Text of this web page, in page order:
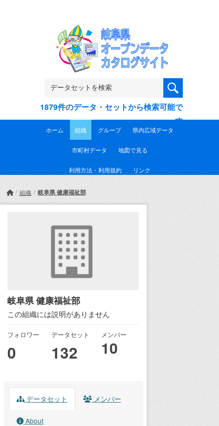
1879件のデータ・セットから検索可能で
す
ホーム 組織 グループ 県内広域データ
市町村データ 地図で見る
利用方法・利用規約 リンク
組織 岐阜県 健康福祉部
岐阜県 健康福祉部
この組織には説明がありません
フォロワー
0
データセット
132
メンバー
10
データセット メンバー
About